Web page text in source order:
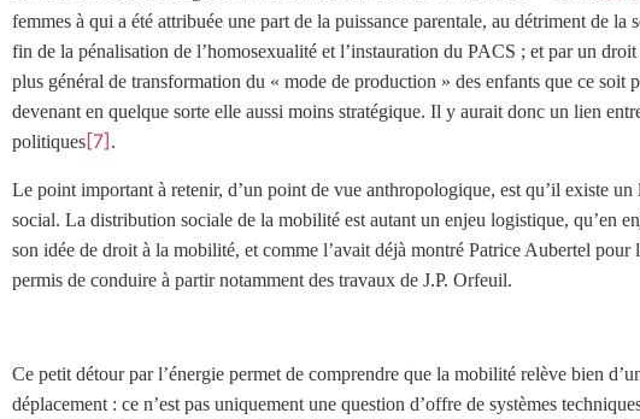
femmes à qui a été attribuée une part de la puissance parentale, au détriment de
fin de la pénalisation de l’homosexualité et l’instauration du PACS ; et par un
plus général de transformation du « mode de production » des enfants que ce
devenant en quelque sorte elle aussi moins stratégique. Il y aurait donc un lien
politiques[7] .
Le point important à retenir, d’un point de vue anthropologique, est qu’il existe
social. La distribution sociale de la mobilité est autant un enjeu logistique, qu’en
son idée de droit à la mobilité, et comme l’avait déjà montré Patrice Aubertel
permis de conduire à partir notamment des travaux de J.P. Orfeuil.
Ce petit détour par l’énergie permet de comprendre que la mobilité relève bien
déplacement : ce n’est pas uniquement une question d’offre de systèmes